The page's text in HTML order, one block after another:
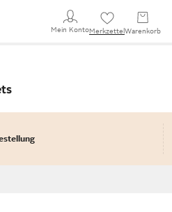
Mein KontoMerkzettel Warenkorb